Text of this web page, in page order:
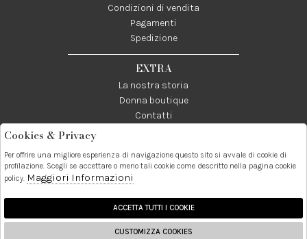
Condizioni di vendita
Pagamenti
Spedizione
EXTRA
La nostra storia
Donna boutique
Contatti
Telefono:
089237858
Whatsapp:
3338855601
Contatti:
info@donna1981.it
Cookies & Privacy
Per offrire una migliore esperienza di navigazione questo sito si avvale di cookie di
profilazione. Scegli se accettare o meno tali cookie come descritto nella pagina cookie
policy. Maggiori Informazioni
ACCETTA TUTTI I COOKIE
CUSTOMIZZA COOKIES